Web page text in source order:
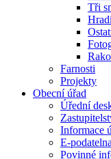
Tři
Farnosti
Projekty
Obecní úřad
Úřední
Informace
E-podatelna
Povinné